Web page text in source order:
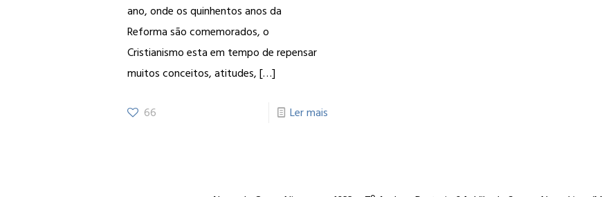
ano, onde os quinhentos anos da
Reforma são comemorados, o
Cristianismo esta em tempo de repensar
muitos conceitos, atitudes,[…]
66 Ler mais